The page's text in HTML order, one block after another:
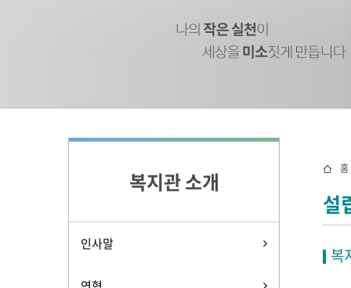
홈
설
복
복지관 소개
인사말